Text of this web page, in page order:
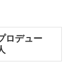
ロデュー